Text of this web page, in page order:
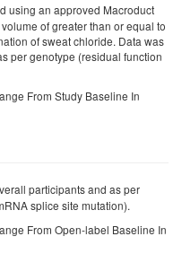
using an approved Macroduct
of greater than or equal to
of sweat chloride. Data was
per genotype (residual function
From Study Baseline In
participants and as per
splice site mutation).
From Open-label Baseline In